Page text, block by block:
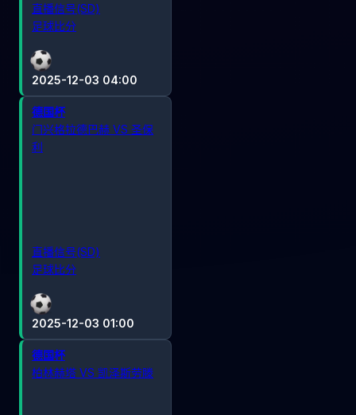
2025-12-03 04:00
直播信号(SD)
足球比分
2025-12-03 01:00
德国杯
门兴格拉德巴赫 VS 圣保
利
直播信号(SD)
足球比分
德国杯
柏林赫塔 VS 凯泽斯劳滕